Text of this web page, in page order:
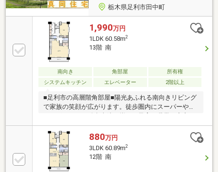
栃木県足利市田中町
1,990万円
1LDK 60.58m2
13階 南
南向き 角部屋
所有権
システムキッチン
エレベーター 2階以上
■足利市の高層階角部屋■陽光あふれる南向きリビング
で家族の笑顔が広がります。徒歩圏内にスーパーやド
環境。エレベーター完備で快適な毎日を実現。
880万円
3LDK 60.89m2
12階 南